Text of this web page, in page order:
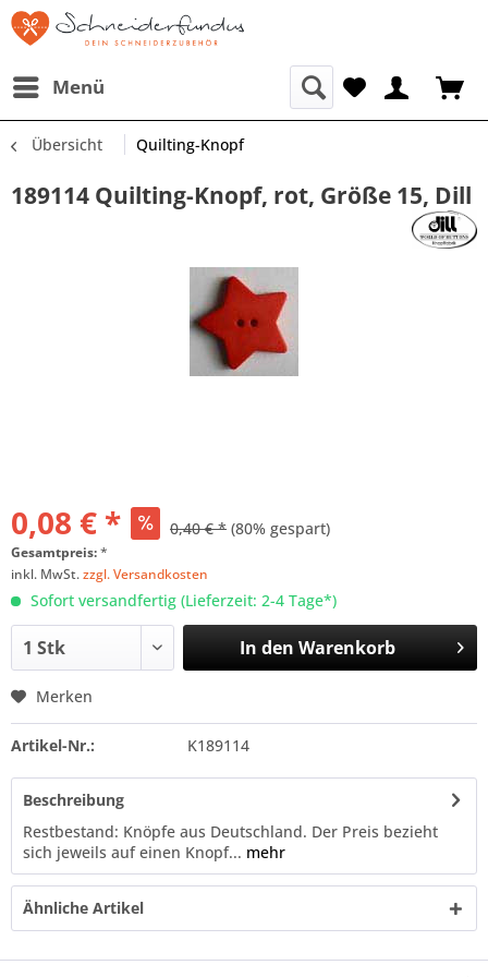
Menü
Übersicht Quilting-Knopf
189114 Quilting-Knopf, rot, Größe 15, Dill
0,08 € * 0,40 € * (80% gespart)
Gesamtpreis:*
inkl. MwSt.zzgl. Versandkosten
Sofort versandfertig (Lieferzeit: 2-4 Tage*)
In den Warenkorb
Merken
Artikel-Nr.: K189114
Beschreibung
Restbestand: Knöpfe aus Deutschland. Der Preis bezieht
sich jeweils auf einen Knopf... mehr
Ähnliche Artikel